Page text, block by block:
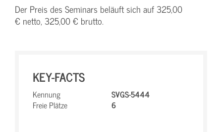
Der Preis des Seminars beläuft sich auf 325,00
€ netto, 325,00 € brutto.
KEY-FACTS
Kennung
SVGS-5444
Freie Plätze
6